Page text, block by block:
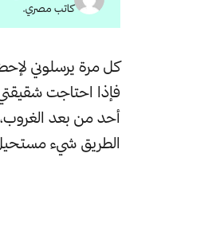
كاتب مصري.
كل مرة يرسلوني
فإذا احتاجت
أحد من بعد الغروب،
الطريق شيء